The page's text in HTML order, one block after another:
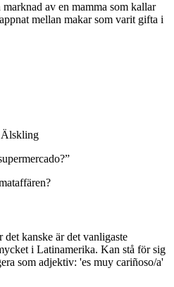
av en mamma som kallar
mellan makar som varit gifta i
”
kanske är det vanligaste
i Latinamerika. Kan stå för sig
som adjektiv: 'es muy cariñoso/a'